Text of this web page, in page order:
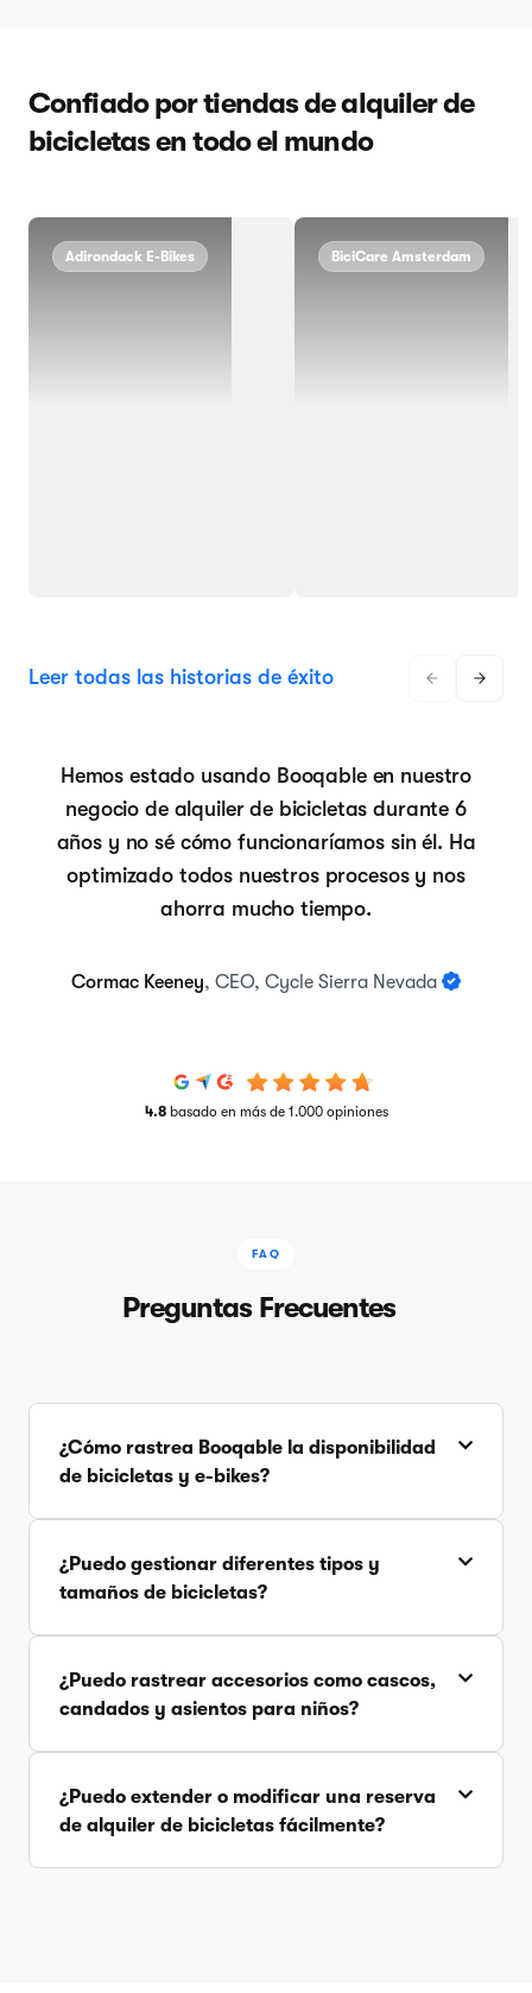
Confiado por tiendas de alquiler de
bicicletas en todo el mundo
Adirondack E-Bikes BiciCare Amsterdam
Leer todas las historias de éxito
Hemos estado usando Booqable en nuestro
negocio de alquiler de bicicletas durante 6
años y no sé cómo funcionaríamos sin él. Ha
optimizado todos nuestros procesos y nos
ahorra mucho tiempo.
Cormac Keeney, CEO, Cycle Sierra Nevada
4.8 basado en más de 1.000 opiniones
FAQ
Preguntas Frecuentes
¿Cómo rastrea Booqable la disponibilidad
de bicicletas y e-bikes?
¿Puedo gestionar diferentes tipos y
tamaños de bicicletas?
¿Puedo rastrear accesorios como cascos,
candados y asientos para niños?
¿Puedo extender o modificar una reserva
de alquiler de bicicletas fácilmente?